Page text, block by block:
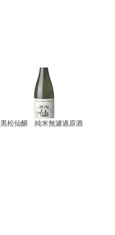
黒松仙醸 純米無濾過原酒